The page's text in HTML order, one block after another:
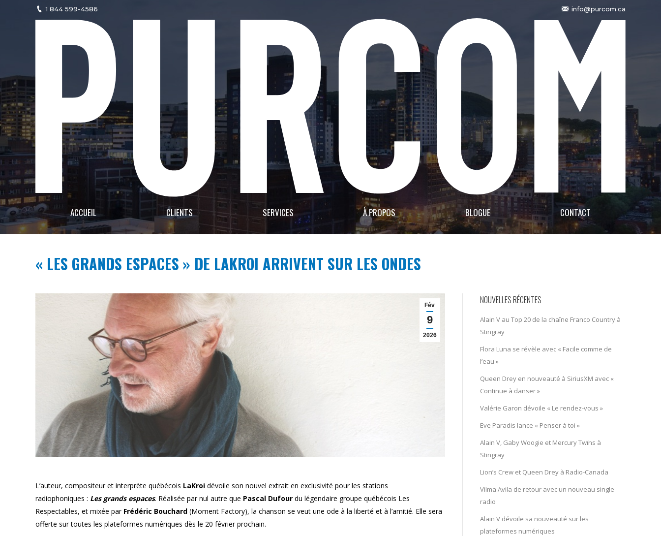
1 844 599-4586 info@purcom.ca
ACCUEIL CLIENTS SERVICES À PROPOS BLOGUE CONTACT
« LES GRANDS ESPACES » DE LAKROI ARRIVENT SUR LES ONDES
Fév
9
2026
L’auteur, compositeur et interprète québécois LaKroi dévoile son nouvel extrait en exclusivité pour les stations
radiophoniques : Les grands espaces. Réalisée par nul autre que Pascal Dufour du légendaire groupe québécois Les
Respectables, et mixée par Frédéric Bouchard (Moment Factory), la chanson se veut une ode à la liberté et à l’amitié. Elle sera
offerte sur toutes les plateformes numériques dès le 20 février prochain.
NOUVELLES RÉCENTES
Alain V au Top 20 de la chaîne Franco Country à
Stingray
Flora Luna se révèle avec « Facile comme de
l’eau »
Queen Drey en nouveauté à SiriusXM avec «
Continue à danser »
Valérie Garon dévoile « Le rendez-vous »
Eve Paradis lance « Penser à toi »
Alain V, Gaby Woogie et Mercury Twïns à
Stingray
Lion’s Crew et Queen Drey à Radio-Canada
Vilma Avila de retour avec un nouveau single
radio
Alain V dévoile sa nouveauté sur les
plateformes numériques